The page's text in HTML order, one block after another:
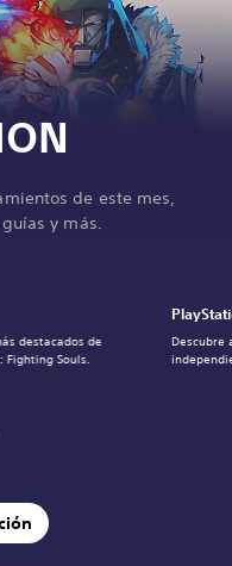
de este mes,
y más.
destacados de
Fighting Souls.
Descubre